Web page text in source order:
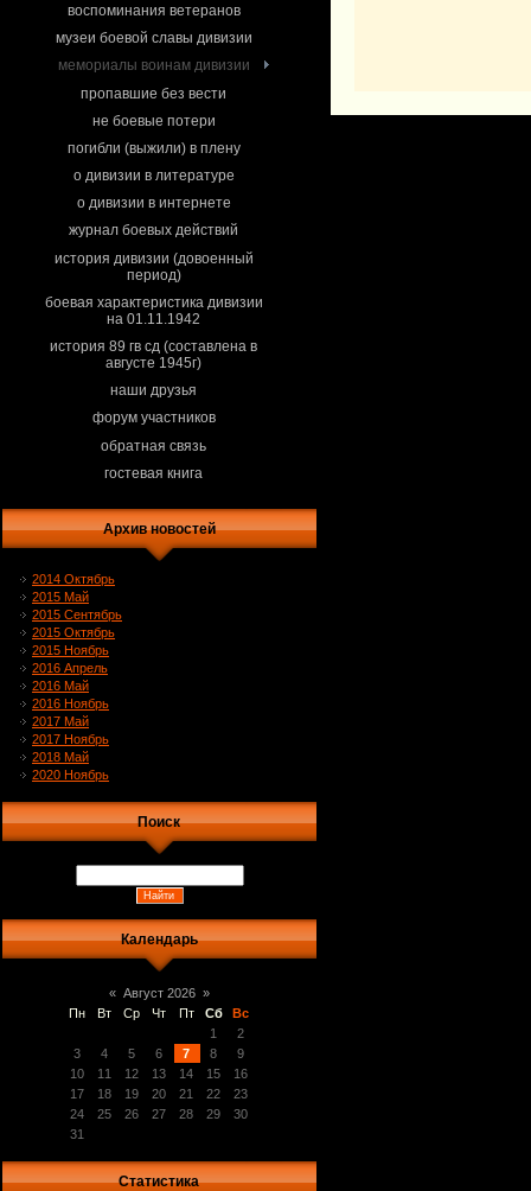
воспоминания ветеранов
музеи боевой славы дивизии
мемориалы воинам дивизии
пропавшие без вести
не боевые потери
погибли (выжили) в плену
о дивизии в литературе
о дивизии в интернете
журнал боевых действий
история дивизии (довоенный
период)
боевая характеристика дивизии
на 01.11.1942
история 89 гв сд (составлена в
августе 1945г)
наши друзья
форум участников
обратная связь
гостевая книга
Архив новостей
2014 Октябрь
2015 Май
2015 Сентябрь
2015 Октябрь
2015 Ноябрь
2016 Апрель
2016 Май
2016 Ноябрь
2017 Май
2017 Ноябрь
2018 Май
2020 Ноябрь
Поиск
Календарь
« Август 2026 »
Пн
Вт Ср Чт Пт Сб
Вс
1
2
3
4 5 6 7 8
9
10
11 12 13 14 15
16
17
18 19 20 21 22
23
24
25 26 27 28 29
30
31
Статистика